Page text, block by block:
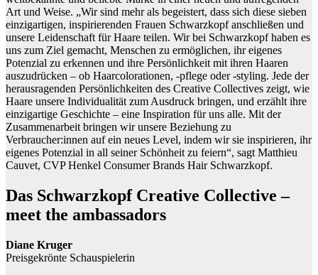
Art und Weise. „Wir sind mehr als begeistert, dass sich diese sieben
einzigartigen, inspirierenden Frauen Schwarzkopf anschließen und
unsere Leidenschaft für Haare teilen. Wir bei Schwarzkopf haben es
uns zum Ziel gemacht, Menschen zu ermöglichen, ihr eigenes
Potenzial zu erkennen und ihre Persönlichkeit mit ihren Haaren
auszudrücken – ob Haarcolorationen, -pflege oder -styling. Jede der
herausragenden Persönlichkeiten des Creative Collectives zeigt, wie
Haare unsere Individualität zum Ausdruck bringen, und erzählt ihre
einzigartige Geschichte – eine Inspiration für uns alle. Mit der
Zusammenarbeit bringen wir unsere Beziehung zu
Verbraucher:innen auf ein neues Level, indem wir sie inspirieren, ihr
eigenes Potenzial in all seiner Schönheit zu feiern“, sagt Matthieu
Cauvet, CVP Henkel Consumer Brands Hair Schwarzkopf.
Das Schwarzkopf Creative Collective –
meet the ambassadors
Diane Kruger
Preisgekrönte Schauspielerin